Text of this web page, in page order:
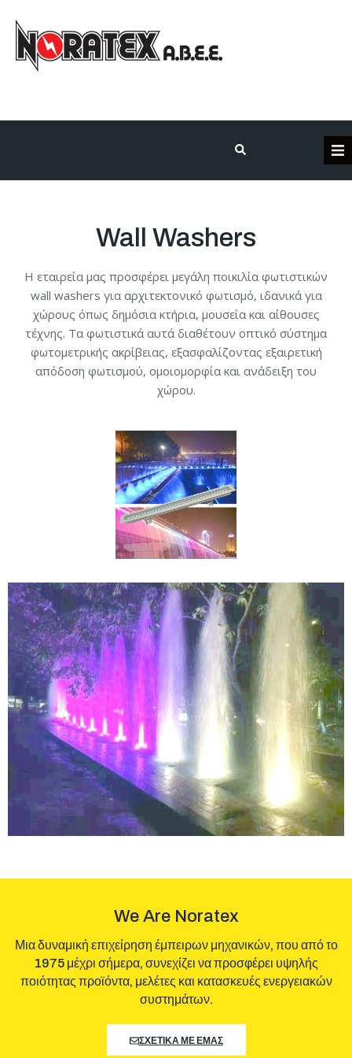
Κατηγορίες Προϊόντων
Επικοινωνία
Τα έργα μας
Πιστοποιήσεις
Wall Washers
Η εταιρεία μας προσφέρει μεγάλη ποικιλία φωτιστικών
wall washers για αρχιτεκτονικό φωτισμό, ιδανικά για
χώρους όπως δημόσια κτήρια, μουσεία και αίθουσες
τέχνης. Τα φωτιστικά αυτά διαθέτουν οπτικό σύστημα
φωτομετρικής ακρίβειας, εξασφαλίζοντας εξαιρετική
απόδοση φωτισμού, ομοιομορφία και ανάδειξη του
χώρου.
We Are Noratex
Μια δυναμική επιχείρηση έμπειρων μηχανικών, που από το
1975 μέχρι σήμερα, συνεχίζει να προσφέρει υψηλής
ποιότητας προϊόντα, μελέτες και κατασκευές ενεργειακών
συστημάτων.
ΣΧΕΤΙΚΑ ΜΕ ΕΜΑΣ